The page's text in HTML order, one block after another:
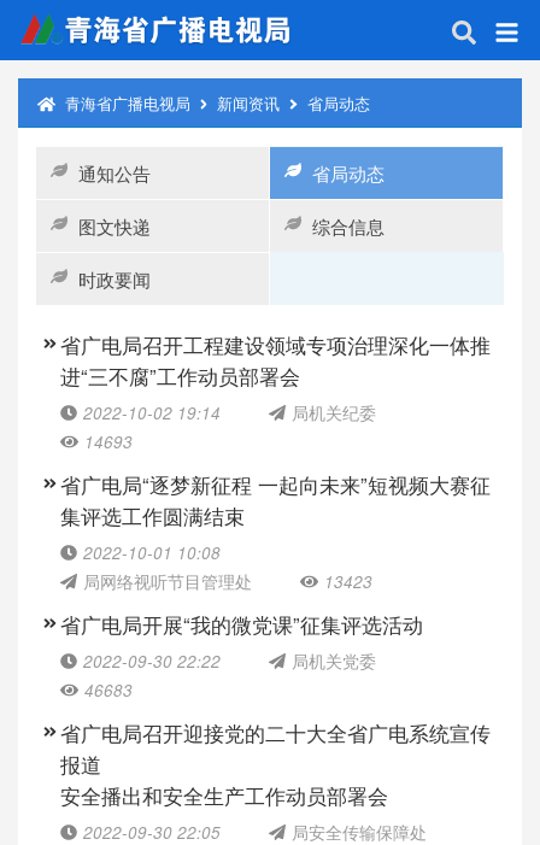
青海省广播电视局 新闻资讯 省局动态
通知公告 省局动态
图文快递 综合信息
时政要闻
省广电局召开工程建设领域专项治理深化一体推
进“三不腐”工作动员部署会
2022-10-02 19:14
局机关纪委
14693
省广电局“逐梦新征程 一起向未来”短视频大赛征
集评选工作圆满结束
2022-10-01 10:08
局网络视听节目管理处
13423
省广电局开展“我的微党课”征集评选活动
2022-09-30 22:22
局机关党委
46683
省广电局召开迎接党的二十大全省广电系统宣传
报道
安全播出和安全生产工作动员部署会
2022-09-30 22:05
局安全传输保障处